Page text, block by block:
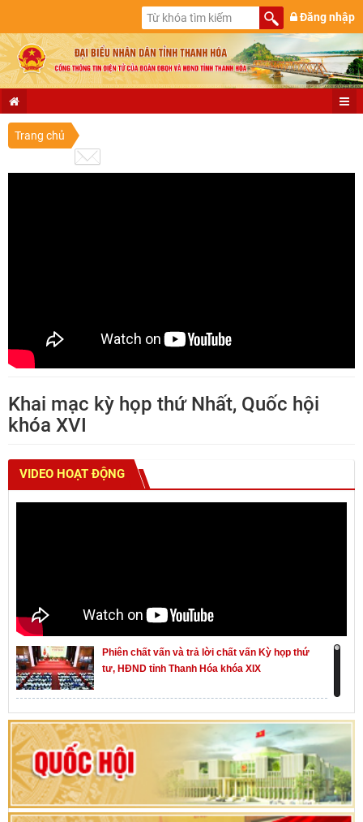
Đăng nhập
Trang chủ
Khai mạc kỳ họp thứ Nhất, Quốc hội
khóa XVI
VIDEO HOẠT ĐỘNG
Phiên chất vấn và trả lời chất vấn Kỳ họp thứ
tư, HĐND tỉnh Thanh Hóa khóa XIX
Khai mạc kỳ họp thứ Nhất, Quốc hội khóa XVI
Hướng dẫn quy trình bỏ phiếu bầu cử ĐBQH
khoá XVI và đại biểu HĐND các cấp nhiệm kỳ
2026-2031